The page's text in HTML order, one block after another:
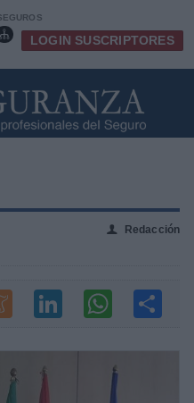
 LOGIN SUSCRIPTORES
👤 Redacción